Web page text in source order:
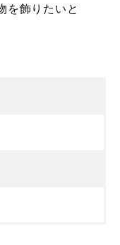
を飾りたいと